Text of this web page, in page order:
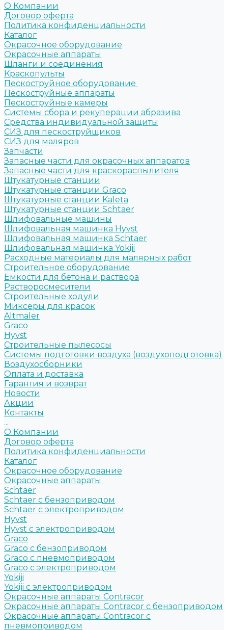
О Компании
Договор оферта
Политика конфиденциальности
Каталог
Окрасочное оборудование
Окрасочные аппараты
Шланги и соединения
Краскопульты
Пескоструйное оборудование
Пескоструйные аппараты
Пескоструйные камеры
Системы сбора и рекуперации абразива
Средства индивидуальной защиты
СИЗ для пескоструйщиков
СИЗ для маляров
Запчасти
Запасные части для окрасочных аппаратов
Запасные части для краскораспылителя
Штукатурные станции
Штукатурные станции Graco
Штукатурные станции Kaleta
Штукатурные станции Schtaer
Шлифовальные машины
Шлифовальная машинка Hyvst
Шлифовальная машинка Schtaer
Шлифовальная машинка Yokiji
Расходные материалы для малярных работ
Строительное оборудование
Емкости для бетона и раствора
Растворосмесители
Строительные ходули
Миксеры для красок
Altmaler
Graco
Hyvst
Строительные пылесосы
Системы подготовки воздуха (воздухоподготовка)
Воздухосборники
Оплата и доставка
Гарантия и возврат
Новости
Акции
Контакты
...
О Компании
Договор оферта
Политика конфиденциальности
Каталог
Окрасочное оборудование
Окрасочные аппараты
Schtaer
Schtaer с бензоприводом
Schtaer c электроприводом
Hyvst
Hyvst с электроприводом
Graco
Graco c бензоприводом
Graco с пневмоприводом
Graco с электроприводом
Yokiji
Yokiji c электроприводом
Окрасочные аппараты Contracor
Окрасочные аппараты Contracor с бензоприводом
Окрасочные аппараты Contracor с
пневмоприводом